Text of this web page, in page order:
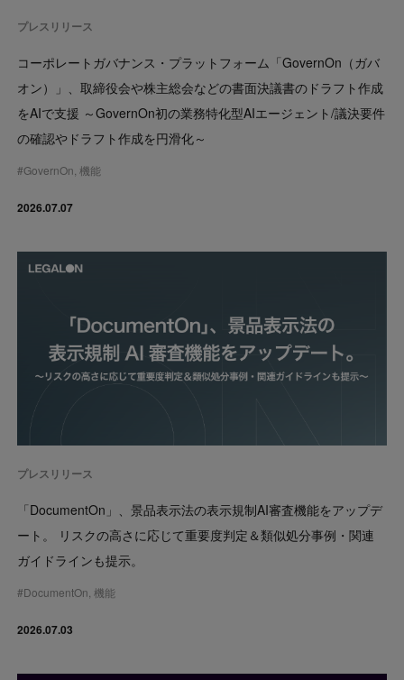
プレスリリース
コーポレートガバナンス・プラットフォーム「GovernOn（ガバ
オン）」、取締役会や株主総会などの書面決議書のドラフト作成
をAIで支援 ～GovernOn初の業務特化型AIエージェント/議決要件
の確認やドラフト作成を円滑化～
#GovernOn ,機能
2026.07.07
プレスリリース
「DocumentOn」、景品表示法の表示規制AI審査機能をアップデ
ート。 リスクの高さに応じて重要度判定＆類似処分事例・関連
ガイドラインも提示。
#DocumentOn ,機能
2026.07.03